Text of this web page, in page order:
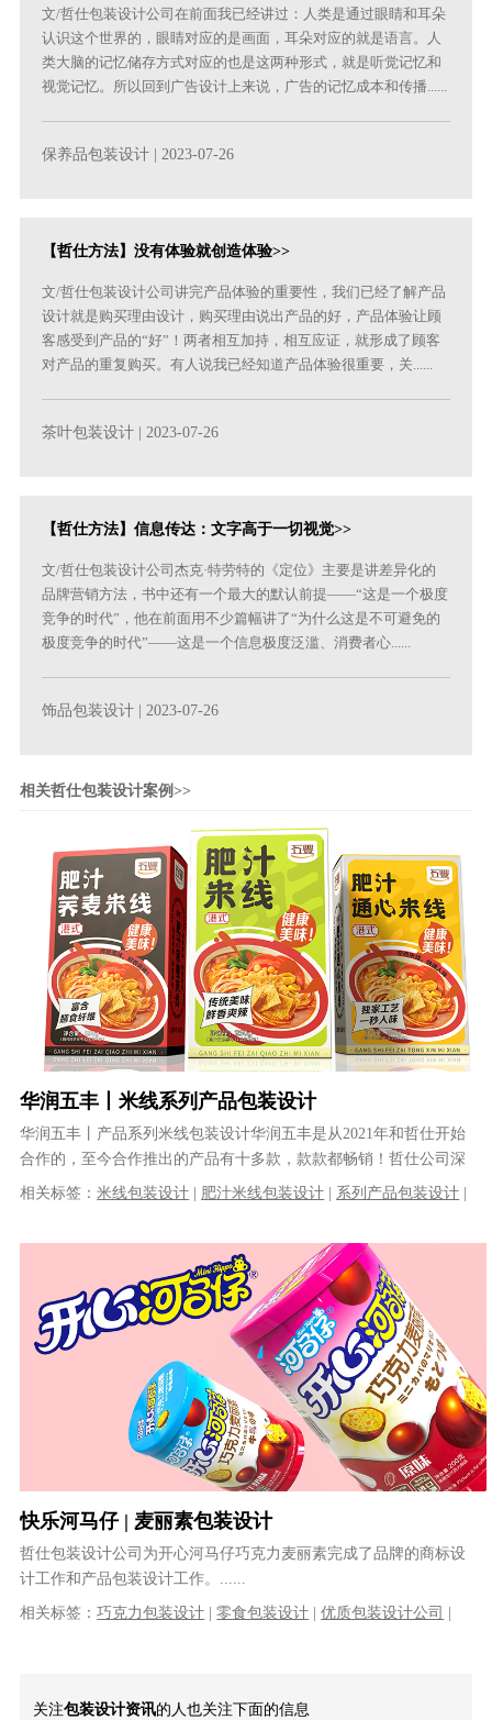
文/哲仕包装设计公司在前面我已经讲过：人类是通过眼睛和耳朵
认识这个世界的，眼睛对应的是画面，耳朵对应的就是语言。人
类大脑的记忆储存方式对应的也是这两种形式，就是听觉记忆和
视觉记忆。所以回到广告设计上来说，广告的记忆成本和传播......
保养品包装设计 | 2023-07-26
【哲仕方法】没有体验就创造体验>>
文/哲仕包装设计公司讲完产品体验的重要性，我们已经了解产品
设计就是购买理由设计，购买理由说出产品的好，产品体验让顾
客感受到产品的“好”！两者相互加持，相互应证，就形成了顾客
对产品的重复购买。有人说我已经知道产品体验很重要，关......
茶叶包装设计 | 2023-07-26
【哲仕方法】信息传达：文字高于一切视觉>>
文/哲仕包装设计公司杰克·特劳特的《定位》主要是讲差异化的
品牌营销方法，书中还有一个最大的默认前提——“这是一个极度
竞争的时代”，他在前面用不少篇幅讲了“为什么这是不可避免的
极度竞争的时代”——这是一个信息极度泛滥、消费者心......
饰品包装设计 | 2023-07-26
相关哲仕包装设计案例>>
华润五丰丨米线系列产品包装设计
华润五丰丨产品系列米线包装设计华润五丰是从2021年和哲仕开始
合作的，至今合作推出的产品有十多款，款款都畅销！哲仕公司深
度参与江西五丰食品列产品的品牌......
相关标签：米线包装设计 肥汁米线包装设计 系列产品包装设计
快乐河马仔 | 麦丽素包装设计
哲仕包装设计公司为开心河马仔巧克力麦丽素完成了品牌的商标设
计工作和产品包装设计工作。......
相关标签：巧克力包装设计 |零食包装设计 |优质包装设计公司
关注包装设计资讯的人也关注下面的信息